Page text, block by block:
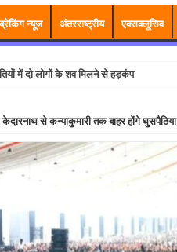
ब्रेकिंग न्यूज अंतरराष्ट्रीय एक्सक्लूसिव
में दो लोगों के शव मिलने से हड़कंप
से कन्याकुमारी तक बाहर होंगे घुसपैठिया